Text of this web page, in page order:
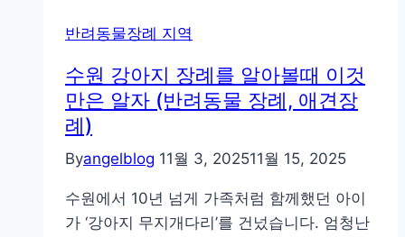
자
례
비
용’이
아
지
았
던
반려동물장례 지역
수원 강아지 장례를 알아볼때 이것
만은 알자 (반려동물 장례, 애견장
례)
Byangelblog 11월 3, 202511월 15, 2025
수원에서 10년 넘게 가족처럼 함께했던 아이
가 ‘강아지 무지개다리’를 건넜습니다. 엄청난